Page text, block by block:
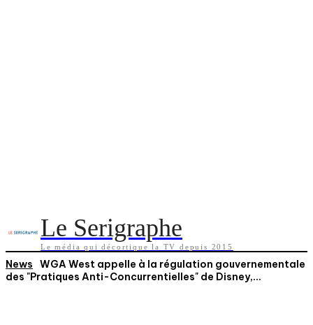
Le Serigraphe
Le média qui décortique la TV depuis 2015
News
WGA West appelle à la régulation gouvernementale
des "Pratiques Anti-Concurrentielles" de Disney,...